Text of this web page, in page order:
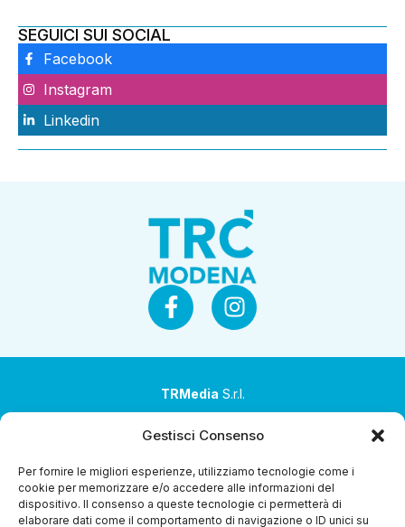
Gestisci Consenso
Per fornire le migliori esperienze, utilizziamo tecnologie come i
cookie per memorizzare e/o accedere alle informazioni del
dispositivo. Il consenso a queste tecnologie ci permetterà di
elaborare dati come il comportamento di navigazione o ID unici su
SEGUICI SUI SOCIAL
Facebook
Instagram
Linkedin
TRMedia S.r.l.
coordinamento da parte di Coop Alleanza 3.0 Soc. Coop.
Sede legale: via Ragazzi del ’99 nr. 51 42124 Reggio Emilia